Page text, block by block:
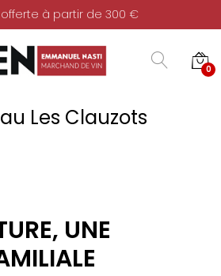
offerte à partir de 300 €
0
Les Clauzots
UNE